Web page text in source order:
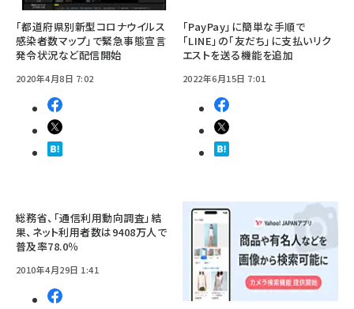
「都道府県別新型コロナウイルス
感染者数マップ」で緊急事態宣言
発令状況など配信開始
2020年4月8日 7:02
「PayPay」に簡単な手順で
「LINE」の「友だち」に支払いリク
エストを送る機能を追加
2022年6月15日 7:01
総務省、「通信利用動向調査」結
果、ネット利用者数は9408万人で
普及率78.0％
2010年4月29日 1:41